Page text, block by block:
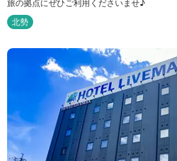
旅の拠点にぜひご利用くださいませ♪
北勢